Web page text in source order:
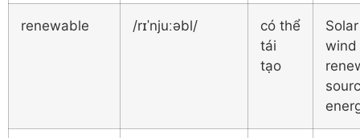
renewable /rɪˈnjuːəbl/
có thể
tái
tạo
wind